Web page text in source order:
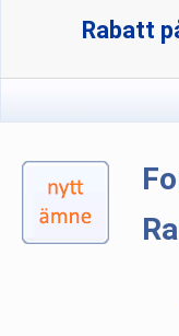
Rabatt